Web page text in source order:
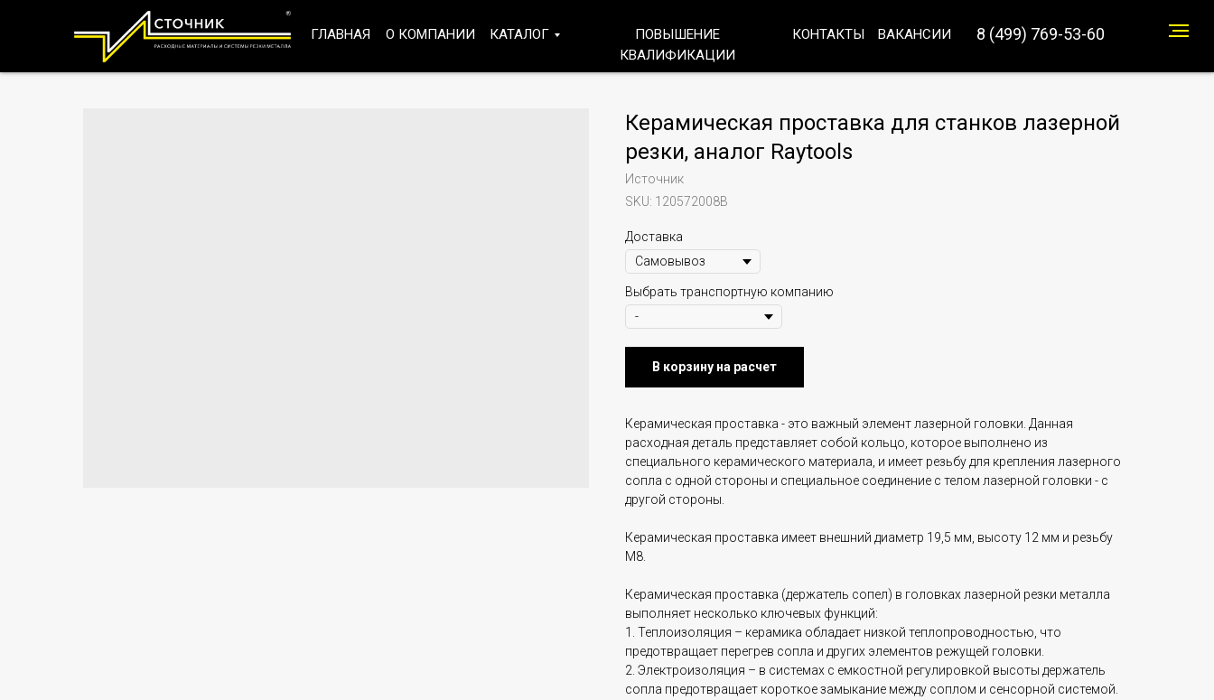
8 (499) 769-53-60
ГЛАВНАЯ О КОМПАНИИ КАТАЛОГ
ПОВЫШЕНИЕ
КВАЛИФИКАЦИИ
КОНТАКТЫ ВАКАНСИИ
Керамическая проставка для станков лазерной
резки, аналог Raytools
Источник
SKU: 120572008B
Доставка
Выбрать транспортную компанию
В корзину на расчет
Керамическая проставка - это важный элемент лазерной головки. Данная
расходная деталь представляет собой кольцо, которое выполнено из
специального керамического материала, и имеет резьбу для крепления лазерного
сопла с одной стороны и специальное соединение с телом лазерной головки - с
другой стороны.
Керамическая проставка имеет внешний диаметр 19,5 мм, высоту 12 мм и резьбу
М8.
Керамическая проставка (держатель сопел) в головках лазерной резки металла
выполняет несколько ключевых функций:
1. Теплоизоляция – керамика обладает низкой теплопроводностью, что
предотвращает перегрев сопла и других элементов режущей головки.
2. Электроизоляция – в системах с емкостной регулировкой высоты держатель
сопла предотвращает короткое замыкание между соплом и сенсорной системой.